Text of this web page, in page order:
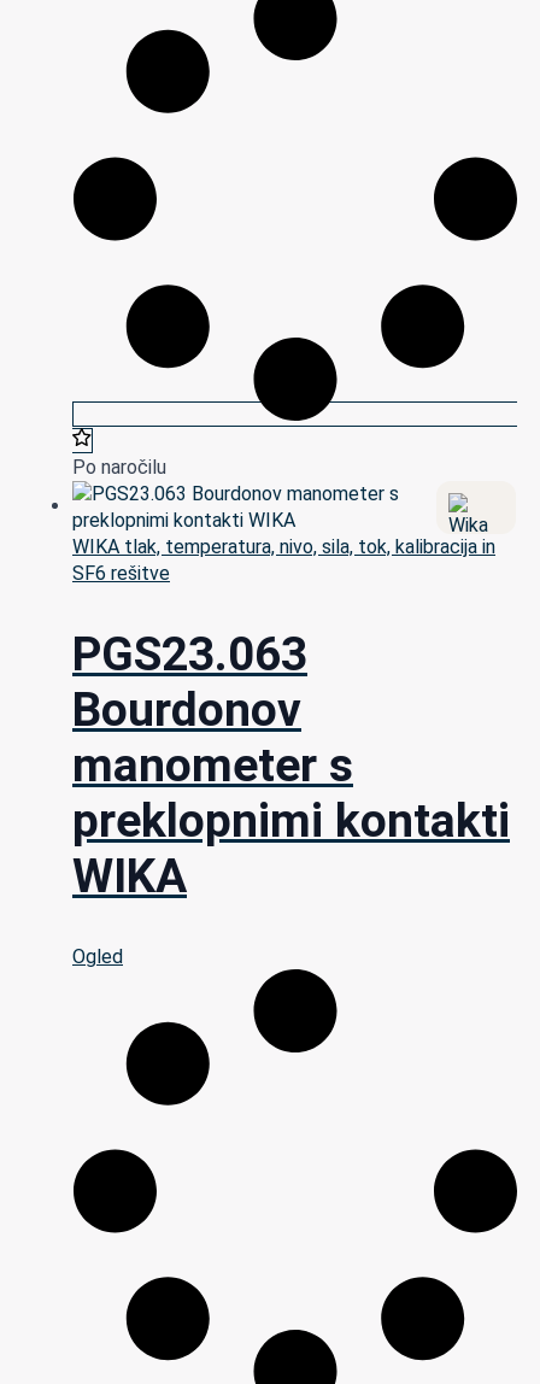
Po naročilu
WIKA tlak, temperatura, nivo, sila, tok, kalibracija in
SF6 rešitve
PGS23.063
Bourdonov
manometer s
preklopnimi kontakti
WIKA
Ogled